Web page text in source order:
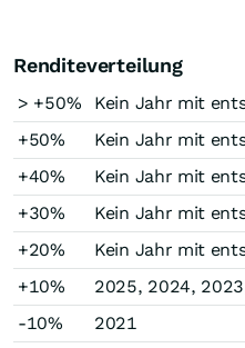
Renditeverteilung
> +50%
Kein Jahr mit
+50%
Kein Jahr mit
+40%
Kein Jahr mit
+30%
Kein Jahr mit
+20%
Kein Jahr mit
+10%
2025, 2024,
-10%
2021